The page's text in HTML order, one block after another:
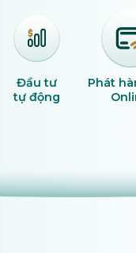
Vé máy bay Vé tàu